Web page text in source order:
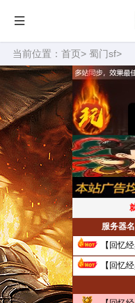
当前位置： 首页> 蜀门sf>